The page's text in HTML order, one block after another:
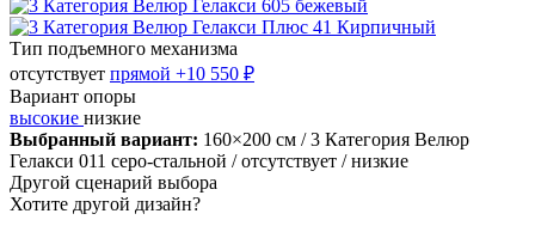
Тип подъемного механизма
отсутствует прямой +10 550 ₽
Вариант опоры
высокие низкие
Выбранный вариант: 160×200 см / 3 Категория Велюр
Гелакси 011 серо-стальной / отсутствует / низкие
Другой сценарий выбора
Хотите другой дизайн?